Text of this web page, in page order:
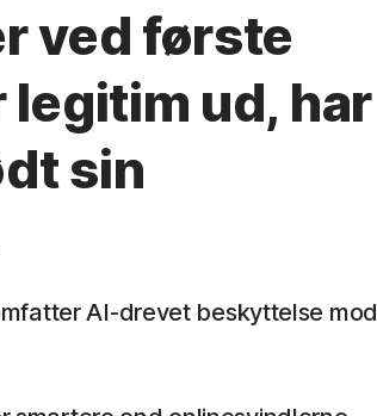
ved første
ud, har
sin
AI-drevet beskyttelse mod